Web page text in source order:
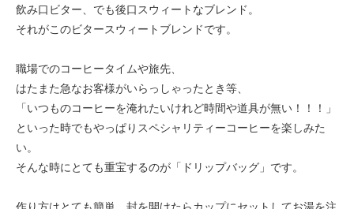
飲み口ビター、でも後口スウィートなブレンド。
それがこのビタースウィートブレンドです。
職場でのコーヒータイムや旅先、
はたまた急なお客様がいらっしゃったとき等、
「いつものコーヒーを淹れたいけれど時間や道具が無い！！！」
といった時でもやっぱりスペシャリティーコーヒーを楽しみた
い。
そんな時にとても重宝するのが「ドリップバッグ」です。
作り方はとても簡単。封を開けたらカップにセットしてお湯を注